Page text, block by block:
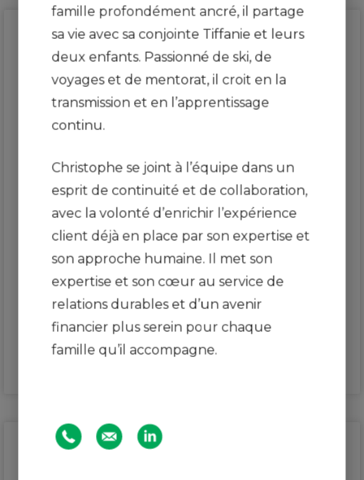
Christophe Guendaz,MBA, RIS
CONSEILLER EN PLACEMENT SÉNIOR,
GESTION DE PATRIMOINE MANUVIE INC.
CONSEILLER EN SÉCURITÉ FINANCIÈRE,
SERVICES D’ASSURANCE GESTION DE
PATRIMOINE MANUVIE INC.
famille profondément ancré, il partage
sa vie avec sa conjointe Tiffanie et leurs
deux enfants. Passionné de ski, de
voyages et de mentorat, il croit en la
transmission et en l’apprentissage
continu.
Christophe se joint à l’équipe dans un
esprit de continuité et de collaboration,
avec la volonté d’enrichir l’expérience
client déjà en place par son expertise et
son approche humaine. Il met son
expertise et son cœur au service de
relations durables et d’un avenir
financier plus serein pour chaque
famille qu’il accompagne.